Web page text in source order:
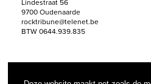
Lindestraat 56
9700 Oudenaarde
rocktribune@telenet.be
BTW 0644.939.835
Filip Nollet